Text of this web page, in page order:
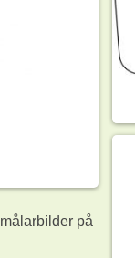
målarbilder på